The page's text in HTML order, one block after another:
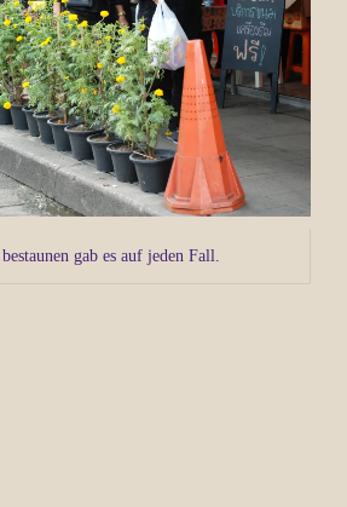
gab es auf jeden Fall.